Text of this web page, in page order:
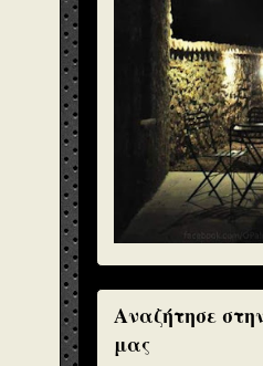
Αναζήτησε
μας